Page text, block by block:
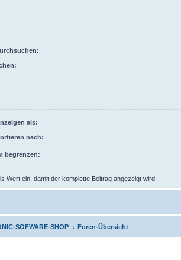
als:
nach:
begrenzen:
Wert ein, damit der komplette Beitrag angezeigt wird.
SOFWARE-SHOP Foren-Übersicht